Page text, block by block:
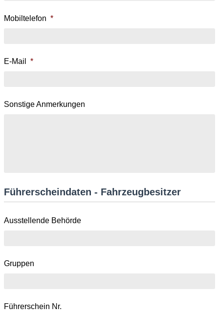
Mobiltelefon *
E-Mail *
Sonstige Anmerkungen
Führerscheindaten - Fahrzeugbesitzer
Ausstellende Behörde
Gruppen
Führerschein Nr.